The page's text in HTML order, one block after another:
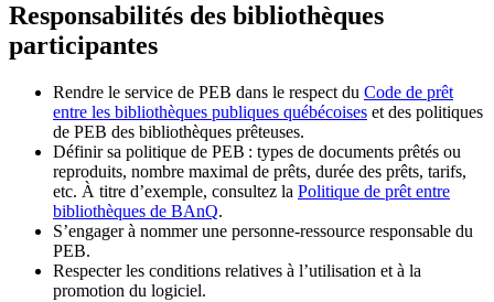
Responsabilités des bibliothèques
participantes
Rendre le service de PEB dans le respect du Code de prêt
entre les bibliothèques publiques québécoises et des politiques
de PEB des bibliothèques prêteuses.
Définir sa politique de PEB : types de documents prêtés ou
reproduits, nombre maximal de prêts, durée des prêts, tarifs,
etc. À titre d’exemple, consultez la Politique de prêt entre
bibliothèques de BAnQ.
S’engager à nommer une personne-ressource responsable du
PEB.
Respecter les conditions relatives à l’utilisation et à la
promotion du logiciel.